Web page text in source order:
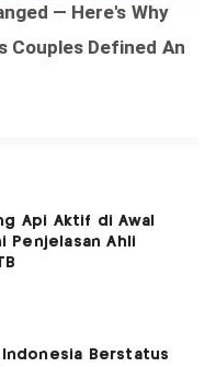
Api Aktif di Awal
Penjelasan Ahli
Indonesia Berstatus